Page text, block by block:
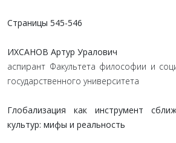
Страницы 545-546
ИХСАНОВ Артур Уралович
аспирант Факультета философии и
государственного университета
Глобализация как инструмент
культур: мифы и реальность